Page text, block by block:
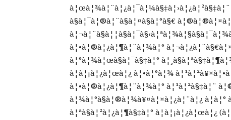
à§à¦¯à¦®à¦¨à§à¦¤à§à¦°à§€
à¦•à¦®à¦¿à¦¶à¦¨à¦¾à¦°
à¦°à¦¾à¦œà§à¦¯à§‡à¦°
à¦à¦¡à¦¿à¦œà¦¿ à¦•à¦°à¦¾
à¦•à¦®à¦¿à¦¶à¦¨à¦¾à¦° à¦¹à¦²à§‡à¦¨
à¦¾à¦°à§à¦®à¦¾à¥¤à¦¤à¦¿à¦¨à¦¿
à¦ªà§à¦²à¦¿à¦¶à§‡à¦° à¦à¦¡à¦¿à¦œà¦¿